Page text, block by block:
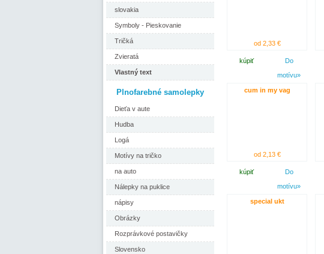
slovakia
Symboly - Pieskovanie
Tričká
Zvieratá
Vlastný text
Plnofarebné samolepky
Dieťa v aute
Hudba
Logá
Motívy na tričko
na auto
Nálepky na puklice
nápisy
Obrázky
Rozprávkové postavičky
Slovensko
od 2,33 €
kúpiť
Do
motívu»
cum in my vag
od 2,13 €
kúpiť
Do
motívu»
special ukt